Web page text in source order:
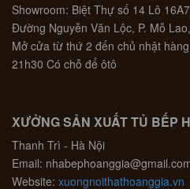
Showroom: Biệt Thự số 14 Lô
Đường Nguyễn Văn Lộc, P. Mỗ
Mở cửa từ thứ 2 đến chủ nhật
21h30 Có chỗ để ôtô
XƯỞNG SẢN XUẤT TỦ BẾP
Thanh Trì - Hà Nội
Email:
Website: xuongnoithathoanggia.vn